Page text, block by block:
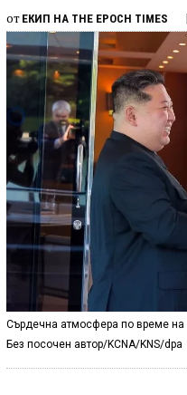
от ЕКИП НА THE EPOCH TIMES
Сърдечна атмосфера по време
Без посочен автор/KCNA/KNS/dpa